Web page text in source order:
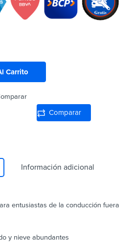
Carrito
Comparar
Información adicional
entusiastas de la conducción fuera
y nieve abundantes